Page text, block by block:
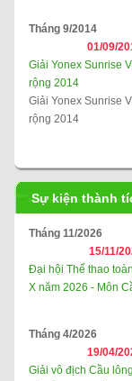
Tháng 9/2014
01/09/
Giải Yonex Sunrise
rộng 2014
Giải Yonex Sunrise
rộng 2014
Sự kiện thành
Tháng 11/2026
15/11/
Đại hội Thể thao
X năm 2026 - Môn
Tháng 4/2026
19/04/
Giải vô địch Cầu